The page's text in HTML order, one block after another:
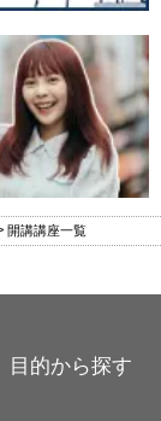
開講講座一覧
目的から探す